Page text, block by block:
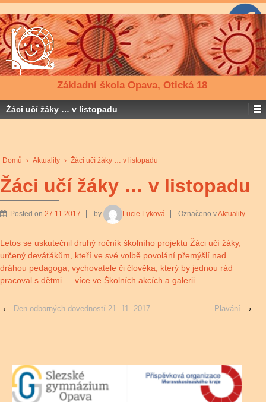
Základní škola Opava, Otická 18
Žáci učí žáky … v listopadu
Domů › Aktuality › Žáci učí žáky … v listopadu
Žáci učí žáky … v listopadu
Posted on 27.11.2017 by Lucie Lyková Označeno vAktuality
Letos se uskutečnil druhý ročník školního projektu Žáci učí žáky,
určený deváťákům, kteří ve své volbě povolání přemýšlí nad
dráhou pedagoga, vychovatele či člověka, který by jednou rád
pracoval s dětmi. …více ve Školních akcích a galerii…
‹ Den odborných dovedností 21. 11. 2017 Plavání ›